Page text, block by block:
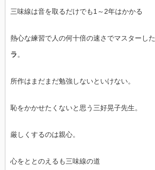
三味線は音を取るだけでも1～2年はかかる
熱心な練習で人の何十倍の速さでマスターした
ラ。
所作はまだまだ勉強しないといけない。
恥をかかせたくないと思う三好晃子先生。
厳しくするのは親心。
心をととのえるも三味線の道